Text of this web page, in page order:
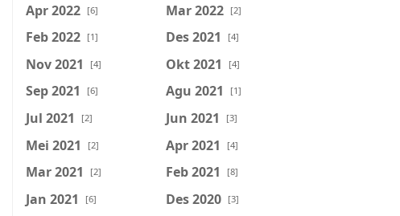
Apr 2022 [6] Mar 2022 [2]
Feb 2022 [1] Des 2021 [4]
Nov 2021 [4] Okt 2021 [4]
Sep 2021 [6] Agu 2021 [1]
Jul 2021 [2] Jun 2021 [3]
Mei 2021 [2] Apr 2021 [4]
Mar 2021 [2] Feb 2021 [8]
Jan 2021 [6] Des 2020 [3]